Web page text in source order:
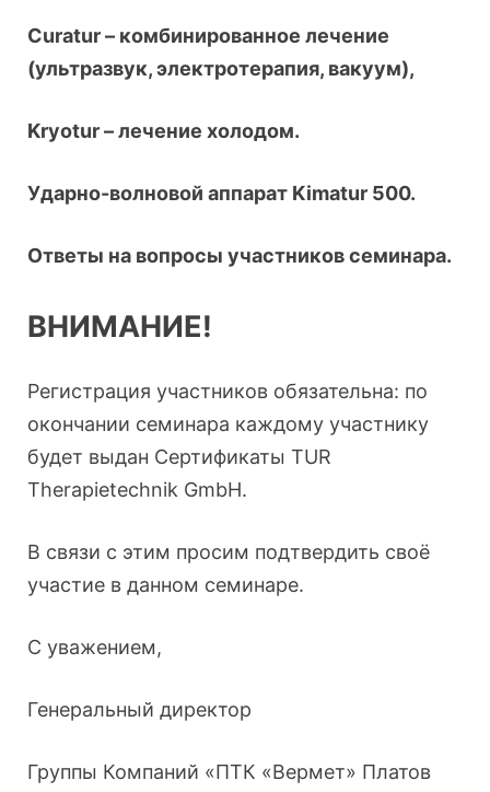
Сuratur – комбинированное лечение
(ультразвук, электротерапия, вакуум),
Kryotur – лечение холодом.
Ударно-волновой аппарат Kimatur 500.
Ответы на вопросы участников семинара.
ВНИМАНИЕ!
Регистрация участников обязательна: по
окончании семинара каждому участнику
будет выдан Сертификаты TUR
Therapietеchnik GmbH.
В связи с этим просим подтвердить своё
участие в данном семинаре.
С уважением,
Генеральный директор
Группы Компаний «ПТК «Вермет» Платов